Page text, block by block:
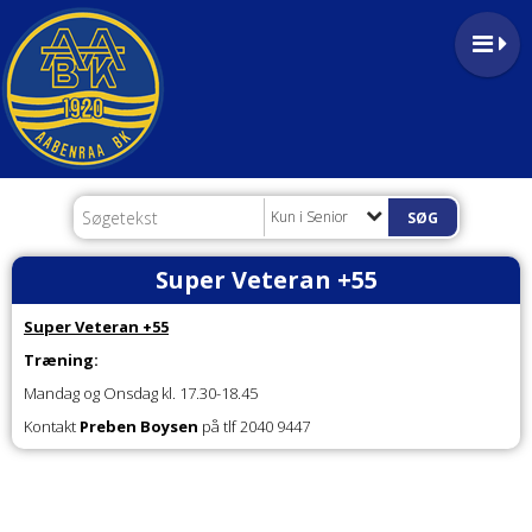
Kun i Senior
Super Veteran +55
Super Veteran +55
Træning:
Mandag og Onsdag kl. 17.30-18.45
Kontakt Preben Boysen på tlf 2040 9447